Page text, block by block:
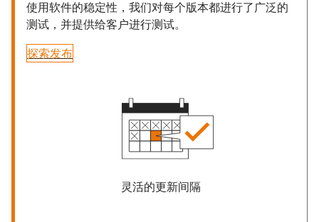
使用软件的稳定性，我们对每个版本都进行了广泛的
测试，并提供给客户进行测试。
探索发布
灵活的更新间隔